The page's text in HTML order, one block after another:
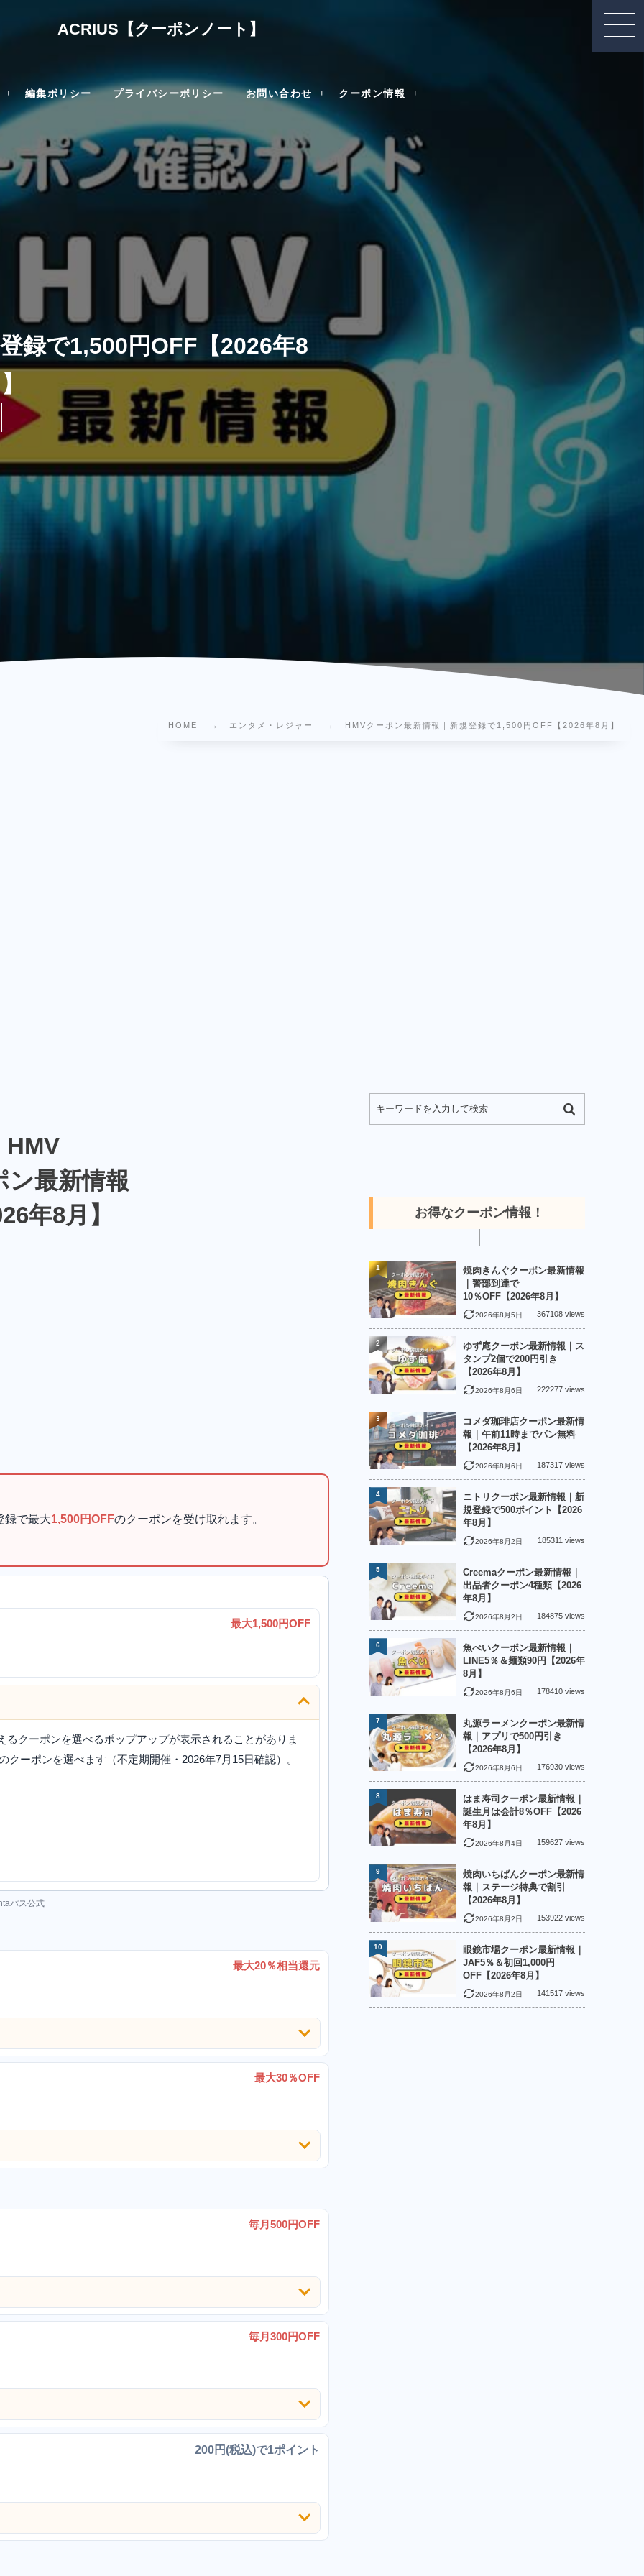
ACRIUS【クーポンノート】
編集ポリシー プライバシーポリシー お問い合わせ クーポン情報
録で1,500円OFF【2026年8
HOME エンタメ・レジャー HMVクーポン最新情報｜新規登録で1,500円OFF【2026年8月】
HMV
ン最新情報
年8月】
録で最大1,500円OFFのクーポンを受け取れます。
最大1,500円OFF
クーポンを選べるポップアップが表示されることがありま
ーポンを選べます（不定期開催・2026年7月15日確認）。
パス公式
最大20％相当還元
最大30％OFF
毎月500円OFF
毎月300円OFF
200円(税込)で1ポイント
お得なクーポン情報！
焼肉きんぐクーポン最新情報
｜警部到達で
10％OFF【2026年8月】
2026年8月5日 367108 views
1
ゆず庵クーポン最新情報｜ス
タンプ2個で200円引き
【2026年8月】
2026年8月6日 222277 views
2
コメダ珈琲店クーポン最新情
報｜午前11時までパン無料
【2026年8月】
2026年8月6日 187317 views
3
ニトリクーポン最新情報｜新
規登録で500ポイント【2026
年8月】
2026年8月2日 185311 views
4
Creemaクーポン最新情報｜
出品者クーポン4種類【2026
年8月】
2026年8月2日 184875 views
5
魚べいクーポン最新情報｜
LINE5％＆麺類90円【2026年
8月】
2026年8月6日 178410 views
6
丸源ラーメンクーポン最新情
報｜アプリで500円引き
【2026年8月】
2026年8月6日 176930 views
7
はま寿司クーポン最新情報｜
誕生月は会計8％OFF【2026
年8月】
2026年8月4日 159627 views
8
焼肉いちばんクーポン最新情
報｜ステージ特典で割引
【2026年8月】
2026年8月2日 153922 views
9
眼鏡市場クーポン最新情報｜
JAF5％＆初回1,000円
OFF【2026年8月】
2026年8月2日 141517 views
10